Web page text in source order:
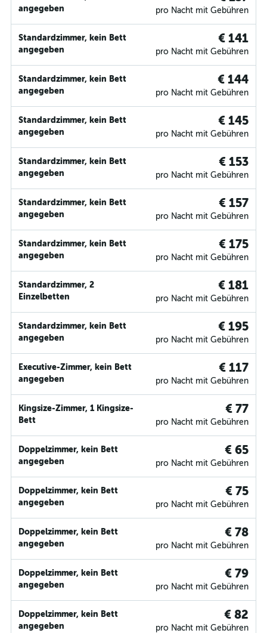
angegeben
pro Nacht mit Gebühren
Standardzimmer, kein Bett
angegeben
€ 141
pro Nacht mit Gebühren
Standardzimmer, kein Bett
angegeben
€ 144
pro Nacht mit Gebühren
Standardzimmer, kein Bett
angegeben
€ 145
pro Nacht mit Gebühren
Standardzimmer, kein Bett
angegeben
€ 153
pro Nacht mit Gebühren
Standardzimmer, kein Bett
angegeben
€ 157
pro Nacht mit Gebühren
Standardzimmer, kein Bett
angegeben
€ 175
pro Nacht mit Gebühren
Standardzimmer, 2
Einzelbetten
€ 181
pro Nacht mit Gebühren
Standardzimmer, kein Bett
angegeben
€ 195
pro Nacht mit Gebühren
Executive-Zimmer, kein Bett
angegeben
€ 117
pro Nacht mit Gebühren
Kingsize-Zimmer, 1 Kingsize-
Bett
€ 77
pro Nacht mit Gebühren
Doppelzimmer, kein Bett
angegeben
€ 65
pro Nacht mit Gebühren
Doppelzimmer, kein Bett
angegeben
€ 75
pro Nacht mit Gebühren
Doppelzimmer, kein Bett
angegeben
€ 78
pro Nacht mit Gebühren
Doppelzimmer, kein Bett
angegeben
€ 79
pro Nacht mit Gebühren
Doppelzimmer, kein Bett
angegeben
€ 82
pro Nacht mit Gebühren